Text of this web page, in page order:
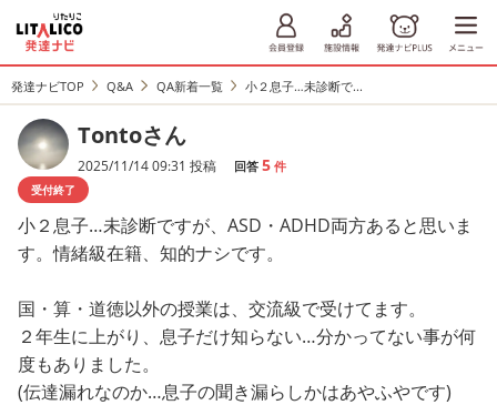
発達ナビTOP Q&A QA新着一覧 小２息子…未診断で...
Tontoさん
2025/11/14 09:31 投稿 回答 5 件
受付終了
小２息子…未診断ですが、ASD・ADHD両方あると思いま
す。情緒級在籍、知的ナシです。
国・算・道徳以外の授業は、交流級で受けてます。
２年生に上がり、息子だけ知らない…分かってない事が何
度もありました。
(伝達漏れなのか…息子の聞き漏らしかはあやふやです)